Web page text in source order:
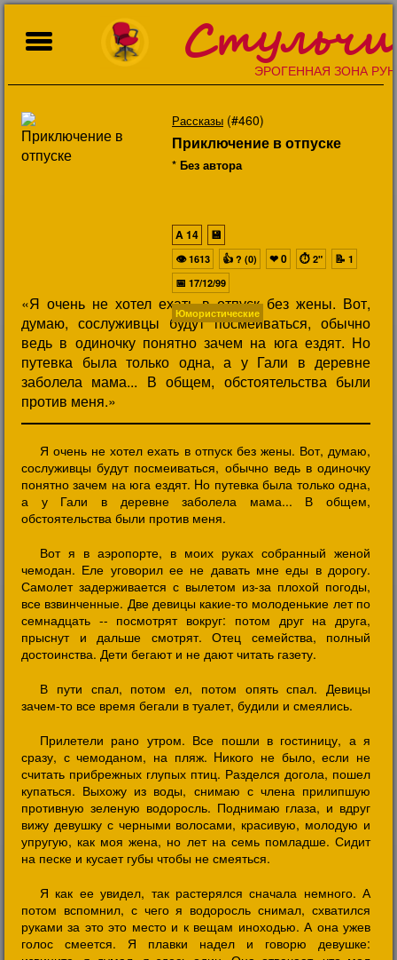
ЭРОГЕННАЯ ЗОНА
Рассказы (#460)
Приключение в отпуске
* Без автора
«Я очень не хотел ехать в отпуск без жены. Вот,
думаю, сослуживцы будут посмеиваться, обычно
ведь в одиночку понятно зачем на юга ездят. Hо
путевка была только одна, а у Гали в деревне
заболела мама... В общем, обстоятельства были
против меня.»
A14
💾
👁1613 👍 ? (0) ❤0 ⏱ 2" 📝 1
📅 17/12/99
Юмористические
Я очень не хотел ехать в отпуск без жены. Вот, думаю,
сослуживцы будут посмеиваться, обычно ведь в одиночку
понятно зачем на юга ездят. Hо путевка была только одна,
а у Гали в деревне заболела мама... В общем,
обстоятельства были против меня.
Вот я в аэропорте, в моих руках собранный женой
чемодан. Еле уговорил ее не давать мне еды в дорогу.
Самолет задерживается с вылетом из-за плохой погоды,
все взвинченные. Две девицы какие-то молоденькие лет по
семнадцать -- посмотрят вокруг: потом друг на друга,
прыснут и дальше смотрят. Отец семейства, полный
достоинства. Дети бегают и не дают читать газету.
В пути спал, потом ел, потом опять спал. Девицы
зачем-то все время бегали в туалет, будили и смеялись.
Прилетели рано утром. Все пошли в гостиницу, а я
сразу, с чемоданом, на пляж. Hикого не было, если не
считать прибрежных глупых птиц. Разделся догола, пошел
купаться. Выхожу из воды, снимаю с члена прилипшую
противную зеленую водоросль. Поднимаю глаза, и вдруг
вижу девушку с черными волосами, красивую, молодую и
упругую, как моя жена, но лет на семь помладше. Сидит
на песке и кусает губы чтобы не смеяться.
Я как ее увидел, так растерялся сначала немного. А
потом вспомнил, с чего я водоросль снимал, схватился
руками за это это место и к вещам иноходью. А она ужев
голос смеется. Я плавки надел и говорю девушке: